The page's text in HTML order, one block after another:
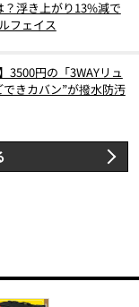
浮き上がり13%減で
フェイス
3500円の「3WAYリュ
きカバン”が撥水防汚